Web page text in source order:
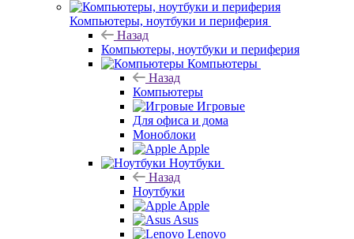
Компьютеры, ноутбуки и периферия
Назад
Компьютеры, ноутбуки и периферия
Компьютеры
Назад
Компьютеры
Игровые
Для офиса и дома
Моноблоки
Apple
Ноутбуки
Назад
Ноутбуки
Apple
Asus
Lenovo